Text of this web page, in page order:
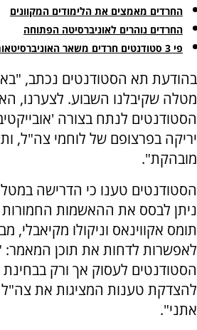
החרדים מאמצים את הלימודים המקוונים
החרדים נוהרים לאוניברסיטה הפתוחה
פי 3 סטודנטים חרדים משאר האוניברסיטאות
בהודעת תא הסטודנטים נכתב,
מטלה שקיבלנו השבוע. לצערנו,
הסטודנטים לנתח בצורה
יריקה בפרצופם של לוחמי צה"ל,
מובהקת".
הסטודנטים טענו כי הדרישה
ניתן לבסס את ההאשמות
תומס אקווינאס וניקולו מקיאבלי,
לאפשרות לדחות את תוכן
הסטודנטים לעסוק אך ורק בבחינת
להצדקת טענות המציגות את
אתני".